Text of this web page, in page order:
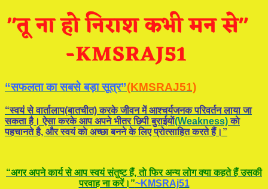
“सफलता का सबसे बड़ा सूत्र”(KMSRAJ51)
“स्वयं से वार्तालाप(बातचीत) करके जीवन में आश्चर्यजनक परिवर्तन लाया जा
सकता है। ऐसा करके आप अपने भीतर छिपी बुराईयाें(Weakness)काे
पहचानते है, और स्वयं काे अच्छा बनने के लिए प्रोत्साहित करते हैं।”
“अगर अपने कार्य से आप स्वयं संतुष्ट हैं, ताे फिर अन्य लोग क्या कहते हैं उसकी
परवाह ना करें।”~KMSRAj51